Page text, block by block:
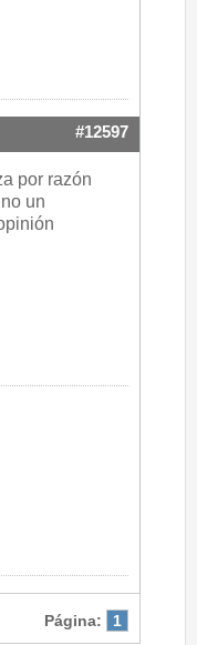
#12597
por razón
un
Página: 1